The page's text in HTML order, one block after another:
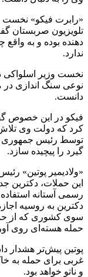
«رابرت فیکو» نخست
تلویزیون صربستان
دهنده بوده و به
ندارد.
نخست وزیر اسلواکی
نوعی سنگ اندازی
دانست.
فیکو در این خصوص
کرد که دولت وی تلاش
توسط رئیس جمهوری
گیرد را پیچیده سازد.
«ولادیمیر پوتین»
این حملات، دکترین
رسمی آستانه
دکترین به روسیه
سوی کشوری که از
حمله هسته‌ای روی
پوتین پیش‌تر هشدار
غربی برای حمله به
و ناتو خواهد بود.